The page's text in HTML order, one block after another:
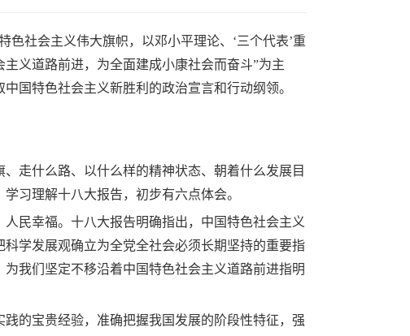
社会主义伟大旗帜，以邓小平理论、‘三个代表’重
义道路前进，为全面建成小康社会而奋斗”为主
国特色社会主义新胜利的政治宣言和行动纲领。
走什么路、以什么样的精神状态、朝着什么发展目
习理解十八大报告，初步有六点体会。
民幸福。十八大报告明确指出，中国特色社会主义
学发展观确立为全党全社会必须长期坚持的重要指
我们坚定不移沿着中国特色社会主义道路前进指明
的宝贵经验，准确把握我国发展的阶段性特征，强